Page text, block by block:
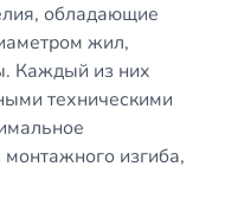
обладающие
жил,
Каждый из них
техническими
изгиба,